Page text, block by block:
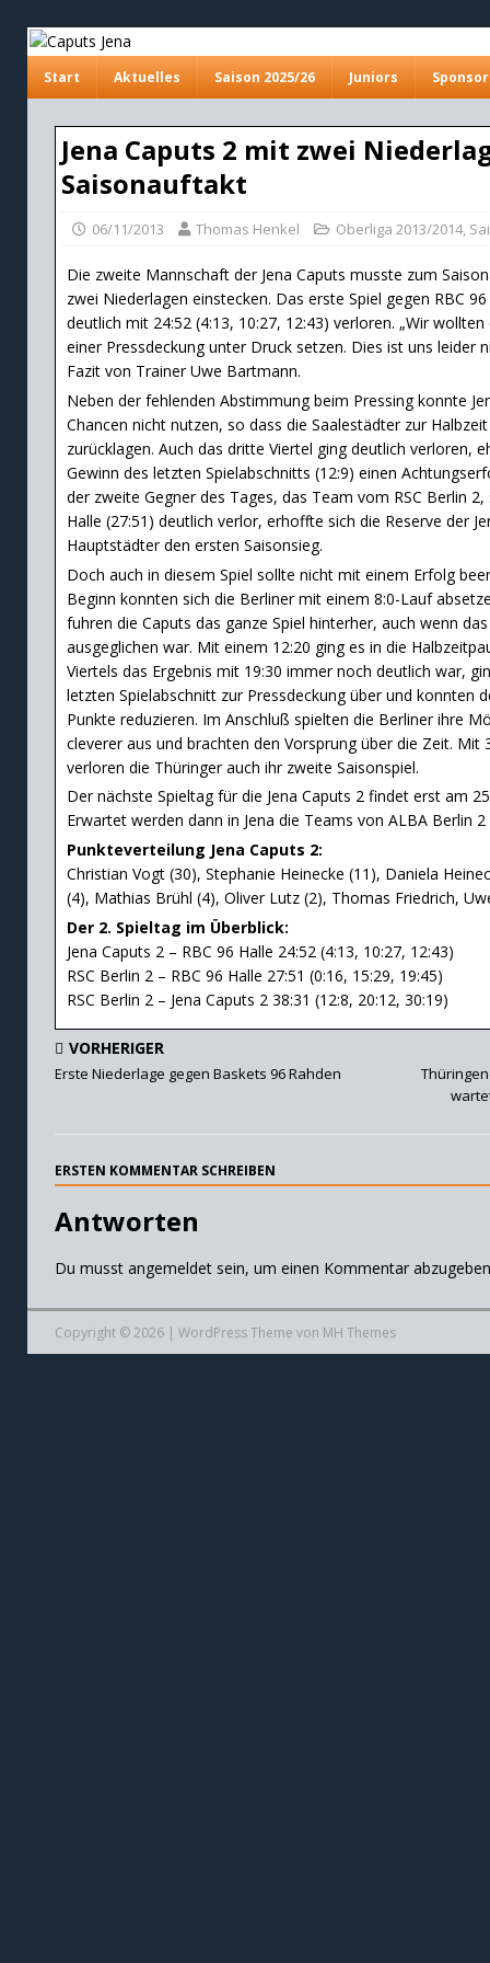
Start Aktuelles Saison 2025/26 Juniors
Jena Caputs 2 mit zwei
Saisonauftakt
06/11/2013 Thomas Henkel Oberliga 2013/2014,
Die zweite Mannschaft der Jena Caputs musste zum
zwei Niederlagen einstecken. Das erste Spiel gegen RBC
deutlich mit 24:52 (4:13, 10:27, 12:43) verloren. „Wir
einer Pressdeckung unter Druck setzen. Dies ist uns leider
Fazit von Trainer Uwe Bartmann.
Neben der fehlenden Abstimmung beim Pressing konnte
Chancen nicht nutzen, so dass die Saalestädter zur
zurücklagen. Auch das dritte Viertel ging deutlich verloren,
Gewinn des letzten Spielabschnitts (12:9) einen
der zweite Gegner des Tages, das Team vom RSC Berlin
Halle (27:51) deutlich verlor, erhoffte sich die Reserve der
Hauptstädter den ersten Saisonsieg.
Doch auch in diesem Spiel sollte nicht mit einem Erfolg
Beginn konnten sich die Berliner mit einem 8:0-Lauf
fuhren die Caputs das ganze Spiel hinterher, auch wenn
ausgeglichen war. Mit einem 12:20 ging es in die
Viertels das Ergebnis mit 19:30 immer noch deutlich war,
letzten Spielabschnitt zur Pressdeckung über und konnten
Punkte reduzieren. Im Anschluß spielten die Berliner ihre
cleverer aus und brachten den Vorsprung über die Zeit. Mit
verloren die Thüringer auch ihr zweite Saisonspiel.
Der nächste Spieltag für die Jena Caputs 2 findet erst am
Erwartet werden dann in Jena die Teams von ALBA Berlin 2
Punkteverteilung Jena Caputs 2:
Christian Vogt (30), Stephanie Heinecke (11), Daniela
(4), Mathias Brühl (4), Oliver Lutz (2), Thomas Friedrich,
Der 2. Spieltag im Überblick:
Jena Caputs 2 – RBC 96 Halle 24:52 (4:13, 10:27, 12:43)
RSC Berlin 2 – RBC 96 Halle 27:51 (0:16, 15:29, 19:45)
RSC Berlin 2 – Jena Caputs 2 38:31 (12:8, 20:12, 30:19)
VORHERIGER
Erste Niederlage gegen Baskets 96 Rahden
ERSTEN KOMMENTAR SCHREIBEN
Antworten
Du musst angemeldetsein, um einen Kommentar
Copyright © 2026 | WordPress Theme von MH Themes